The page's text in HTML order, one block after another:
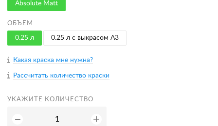
Absolute Matt
ОБЪЁМ
0.25 л 0.25 л с выкрасом A3
Какая краска мне нужна?
Рассчитать количество краски
УКАЖИТЕ КОЛИЧЕСТВО
− +